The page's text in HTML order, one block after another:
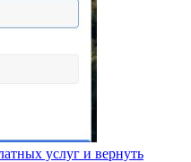
услуг и вернуть